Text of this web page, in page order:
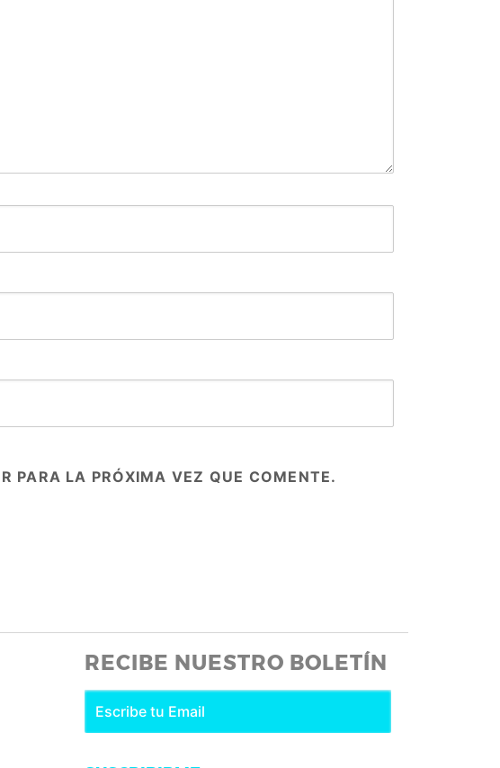
PARA LA PRÓXIMA VEZ QUE COMENTE.
RECIBE NUESTRO BOLETÍN